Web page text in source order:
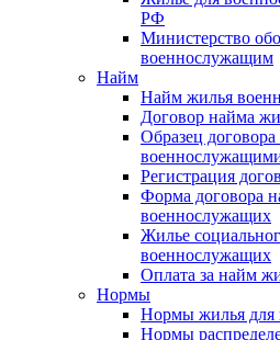
РФ
Министерство
военнослужащим
Найм
Найм жилья
Договор найма
Образец
Регистрация
Форма договора
военнослужащих
Жилье
военнослужащих
Оплата за найм
Нормы
Нормы жилья для
Нормы